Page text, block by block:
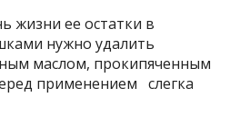
жизни ее остатки в
нужно удалить
маслом, прокипяченным
применением слегка